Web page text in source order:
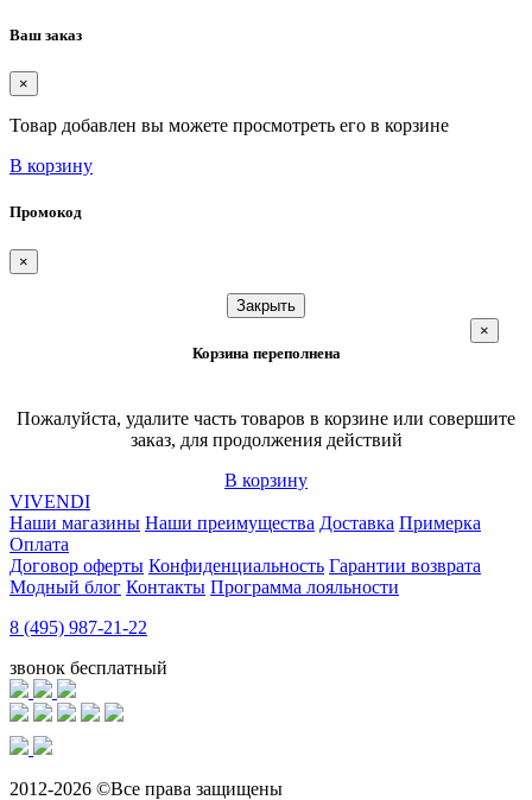
Ваш заказ
×
Товар добавлен вы можете просмотреть его в корзине
В корзину
Промокод
×
Закрыть
Корзина переполнена
×
Пожалуйста, удалите часть товаров в корзине или совершите
заказ, для продолжения действий
В корзину
VIVENDI
Наши магазины Наши преимущества Доставка Примерка
Оплата
Договор оферты Конфиденциальность Гарантии возврата
Модный блог Контакты Программа лояльности
8 (495) 987-21-22
звонок бесплатный
2012-2026 ©Все права защищены